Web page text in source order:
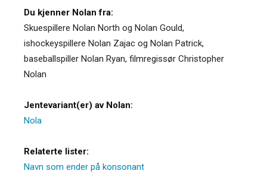
Du kjenner Nolan fra:
Skuespillere Nolan North og Nolan Gould,
ishockeyspillere Nolan Zajac og Nolan Patrick,
baseballspiller Nolan Ryan, filmregissør Christopher
Nolan
Jentevariant(er) av Nolan:
Nola
Relaterte lister:
Navn som ender på konsonant